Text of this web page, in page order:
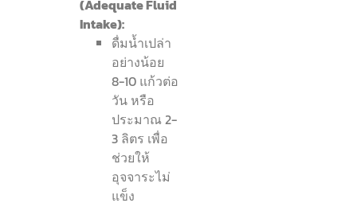
(Adequate Fluid
Intake):
ดื่มน้ำเปล่า
อย่างน้อย
8-10 แก้วต่อ
วัน หรือ
ประมาณ 2-
3 ลิตร เพื่อ
ช่วยให้
อุจจาระไม่
แข็ง